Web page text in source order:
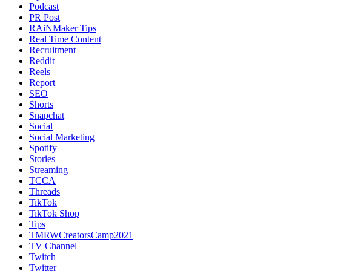
Podcast
PR Post
RAiNMaker Tips
Real Time Content
Recruitment
Reddit
Reels
Report
SEO
Shorts
Snapchat
Social
Social Marketing
Spotify
Stories
Streaming
TCCA
Threads
TikTok
TikTok Shop
Tips
TMRWCreatorsCamp2021
TV Channel
Twitch
Twitter